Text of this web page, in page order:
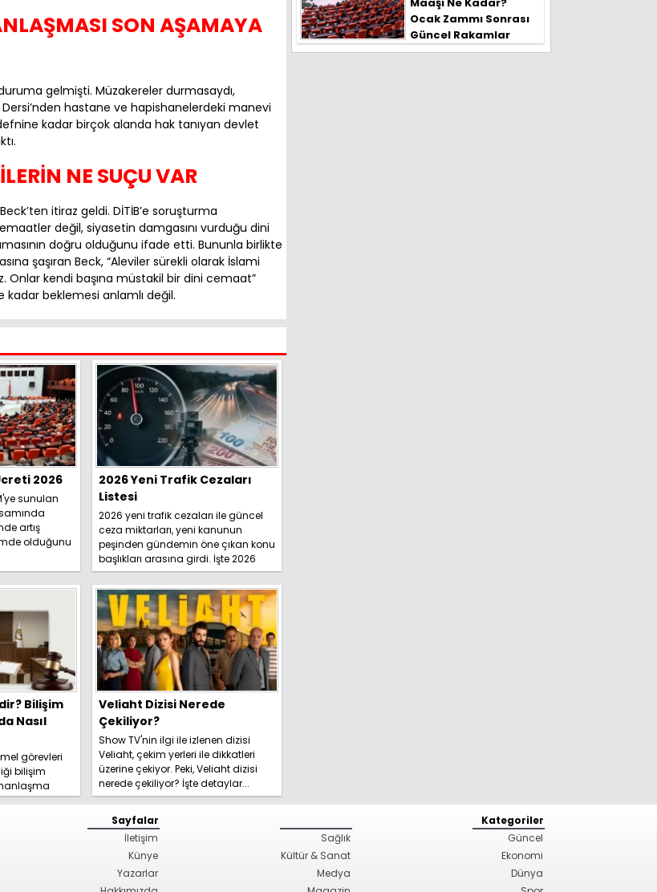
SON AŞAMAYA
gelmişti. Müzakereler durmasaydı,
hastane ve hapishanelerdeki manevi
kadar birçok alanda hak tanıyan devlet
NE SUÇU VAR
itiraz geldi. DİTİB’e soruşturma
değil, siyasetin damgasını vurduğu dini
doğru olduğunu ifade etti. Bununla birlikte
şaşıran Beck, “Aleviler sürekli olarak İslami
Onlar kendi başına müstakil bir dini cemaat”
kadar beklemesi anlamlı değil.
2026
sunulan
artış
olduğunu
2026 Yeni Trafik Cezaları
Listesi
2026 yeni trafik cezaları ile güncel
ceza miktarları, yeni kanunun
peşinden gündemin öne çıkan konu
başlıkları arasına girdi. İşte 2026
yeni trafik ce...
Bilişim
Nasıl
görevleri
bilişim
Veliaht Dizisi Nerede
Çekiliyor?
Show TV'nin ilgi ile izlenen dizisi
Veliaht, çekim yerleri ile dikkatleri
üzerine çekiyor. Peki, Veliaht dizisi
nerede çekiliyor? İşte detaylar...
Ocak Zammı Sonrası
Güncel Rakamlar
Kategoriler
Güncel
Ekonomi
Dünya
Sağlık
Kültür & Sanat
Medya
Sayfalar
İletişim
Künye
Yazarlar